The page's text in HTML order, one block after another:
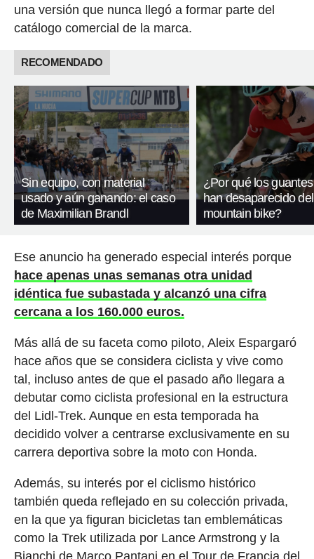
una versión que nunca llegó a formar parte del
catálogo comercial de la marca.
RECOMENDADO
Sin equipo, con material
usado y aún ganando: el caso
de Maximilian Brandl
¿Por qué los
han desaparecido del
mountain bike?
Ese anuncio ha generado especial interés porque
hace apenas unas semanas otra unidad
idéntica fue subastada y alcanzó una cifra
cercana a los 160.000 euros.
Más allá de su faceta como piloto, Aleix Espargaró
hace años que se considera ciclista y vive como
tal, incluso antes de que el pasado año llegara a
debutar como ciclista profesional en la estructura
del Lidl-Trek. Aunque en esta temporada ha
decidido volver a centrarse exclusivamente en su
carrera deportiva sobre la moto con Honda.
Además, su interés por el ciclismo histórico
también queda reflejado en su colección privada,
en la que ya figuran bicicletas tan emblemáticas
como la Trek utilizada por Lance Armstrong y la
Bianchi de Marco Pantani en el Tour de Francia del